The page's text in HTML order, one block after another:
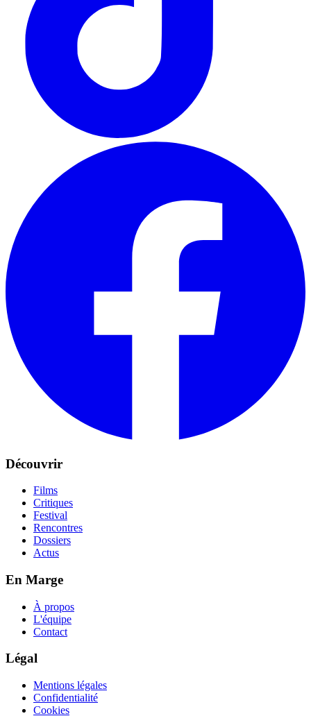
Découvrir
Films
Critiques
Festival
Rencontres
Dossiers
Actus
En Marge
À propos
L'équipe
Contact
Légal
Mentions légales
Confidentialité
Cookies